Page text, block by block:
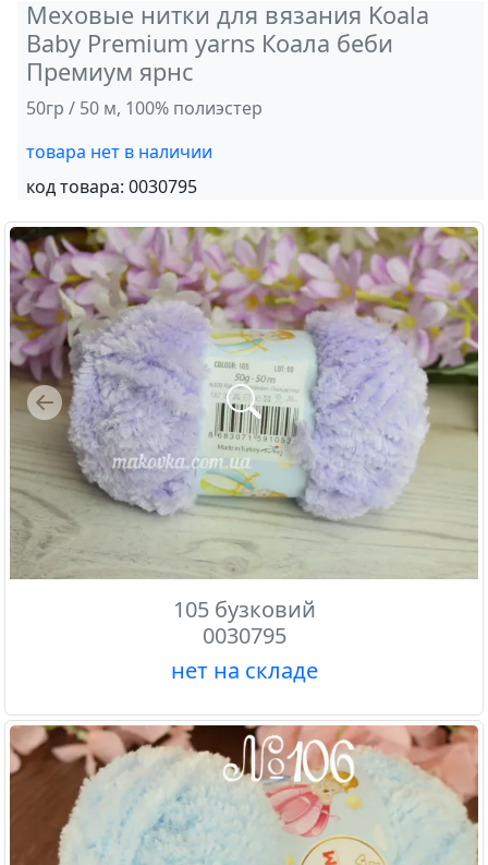
Меховые нитки для вязания Koala
Baby Premium yarns Коала беби
Премиум ярнс
50гр / 50 м, 100% полиэстер
товара нет в наличии
код товара: 0030795
Previous
105 бузковий
0030795
нет на складе